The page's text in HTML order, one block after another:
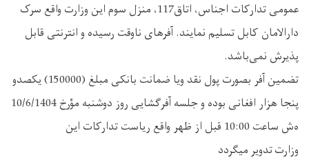
عمومی تدارکات اجناس، اتاق117، منزل سوم این وزارت واقع سرک
دارالامان کابل تسلیم نمایند. آفرهای ناوقت رسیده و انترنتی قابل
پذیرش نمی‌باشد.
تضمین آفر بصورت پول نقد ویا ضمانت بانکی مبلغ (150000) یکصدو
پنجا هزار افغانی بوده و جلسه آفرگشایی روز دوشنبه مؤرخ 10/6/1404
ه‌ش ساعت 10:00 قبل از ظهر واقع ریاست تدارکات این
وزارت تدویر میگردد